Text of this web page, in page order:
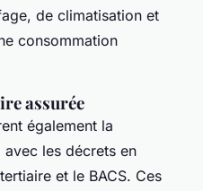
de climatisation et
consommation
assurée
également la
avec les décrets en
et le BACS. Ces